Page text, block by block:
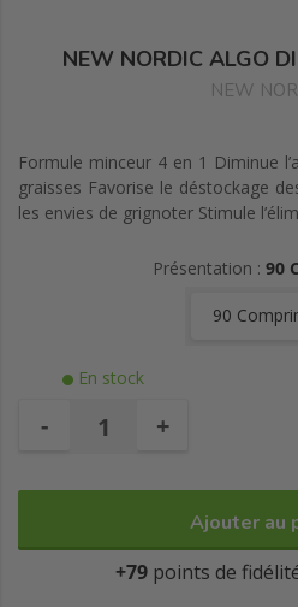
NEW NORDIC ALGO
NEW
Formule minceur 4 en 1 Diminue
graisses Favorise le déstockage
les envies de grignoter Stimule
Présentation : 90
90
En stock
- +
Ajouter au
+79 points de